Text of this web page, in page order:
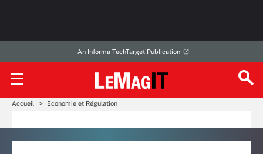
An Informa TechTarget Publication
Accueil Economie et Régulation